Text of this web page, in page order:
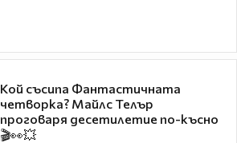
Кой съсипа Фантастичната
четворка? Майлс Телър
проговаря десетилетие по-късно
🎬👀💥